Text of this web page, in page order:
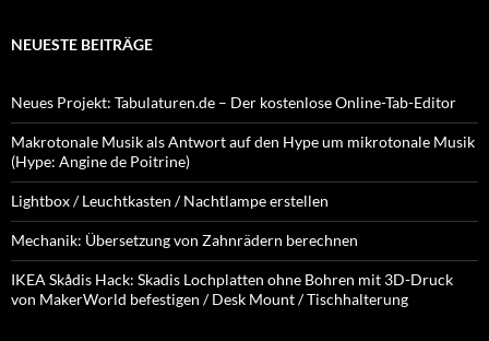
NEUESTE BEITRÄGE
Neues Projekt: Tabulaturen.de – Der kostenlose Online-Tab-Editor
Makrotonale Musik als Antwort auf den Hype um mikrotonale Musik
(Hype: Angine de Poitrine)
Lightbox / Leuchtkasten / Nachtlampe erstellen
Mechanik: Übersetzung von Zahnrädern berechnen
IKEA Skådis Hack: Skadis Lochplatten ohne Bohren mit 3D-Druck
von MakerWorld befestigen / Desk Mount / Tischhalterung